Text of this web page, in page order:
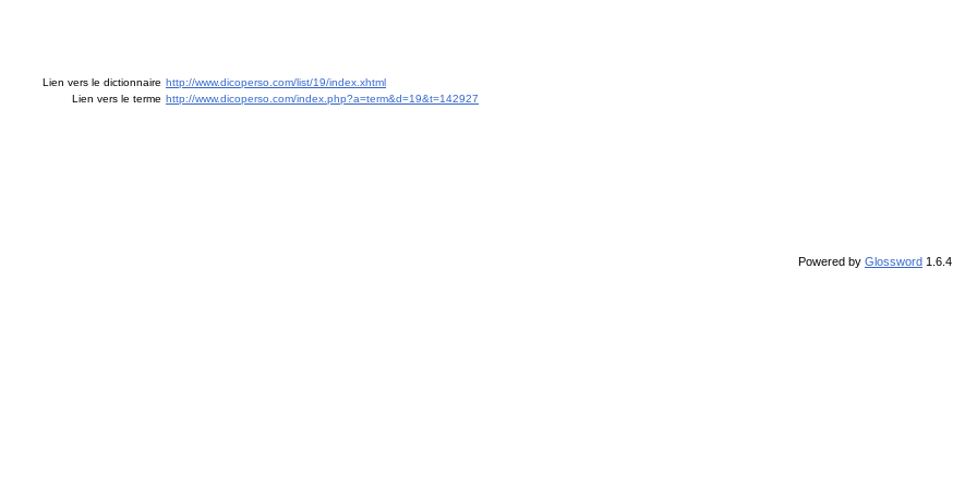
Lien vers le dictionnaire http://www.dicoperso.com/list/19/index.xhtml
Lien vers le terme http://www.dicoperso.com/index.php?a=term&d=19&t=142927
Powered by Glossword 1.6.4